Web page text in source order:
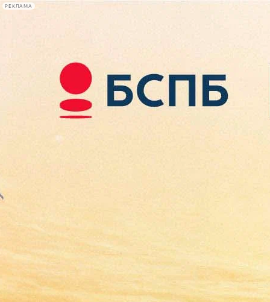
РЕКЛАМА
Сегодня:
2026.08.10
10:20
Афиша Plus